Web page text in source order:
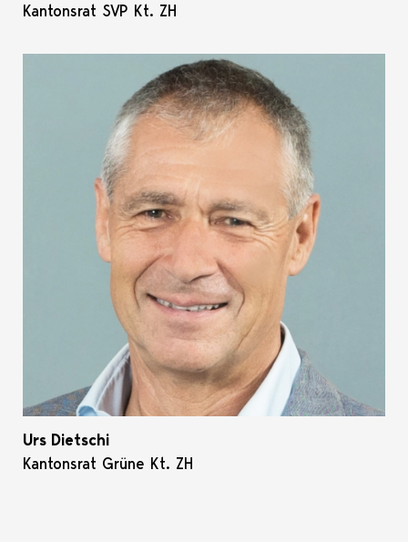
Kantonsrat SVP Kt. ZH
Urs Dietschi
Kantonsrat Grüne Kt. ZH